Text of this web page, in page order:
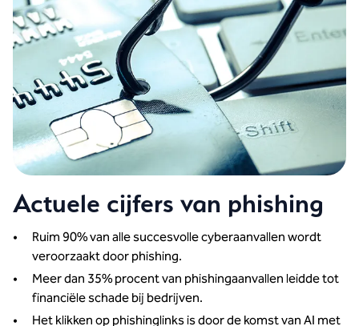
Actuele cijfers van phishing
Ruim 90% van alle succesvolle cyberaanvallen wordt
veroorzaakt door phishing.
Meer dan 35% procent van phishingaanvallen leidde tot
financiële schade bij bedrijven.
Het klikken op phishinglinks is door de komst van AI met